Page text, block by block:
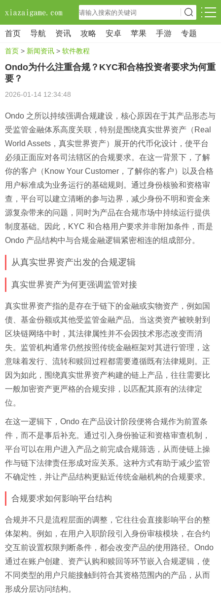
首页 导航 资讯 攻略 安卓 苹果 手游 专题
首页 > 新闻资讯 > 软件教程
Ondo为什么注重合规？KYC和合格投资者要求为何重
要？
2026-01-14 12:34:48
Ondo 之所以持续强调合规建设，核心原因在于其产品形态与
受监管金融体系高度关联，特别是围绕真实世界资产（Real
World Assets，真实世界资产）展开的代币化设计，使平台
必须正面应对各司法辖区的合规要求。在这一背景下，了解
你的客户（Know Your Customer，了解你的客户）以及合格
用户标准成为业务运行的基础规则。通过身份核验和资格审
查，平台可以建立清晰的参与边界，减少身份不明和资金来
源复杂带来的问题，同时为产品在合规市场中持续运行提供
制度基础。因此，KYC 和合格用户要求并非附加条件，而是
Ondo 产品结构中与合规金融逻辑紧密相连的组成部分。
从真实世界资产出发的合规逻辑
真实世界资产为何更强调监管对接
真实世界资产指的是存在于链下的金融或实物资产，例如国
债、基金份额或其他受监管金融产品。当这类资产被映射到
区块链网络中时，其法律属性并不会因技术形态改变而消
失。监管机构通常仍然按照传统金融框架对其进行管理，这
意味着发行、流转和赎回过程都需要遵循既有法律规则。正
因为如此，围绕真实世界资产构建的链上产品，往往需要比
一般加密资产更严格的合规安排，以匹配其原有的法律定
位。
在这一逻辑下，Ondo 在产品设计阶段便将合规作为前置条
件，而不是事后补充。通过引入身份验证和资格审查机制，
平台可以在用户进入产品之前完成合规筛选，从而使链上操
作与链下法律责任形成对应关系。这种方式有助于减少监管
不确定性，并让产品结构更贴近传统金融机构的合规要求。
合规要求如何影响平台结构
合规并不只是流程层面的调整，它往往会直接影响平台的整
体架构。例如，在用户入职阶段引入身份审核模块，在合约
交互前设置权限判断条件，都会改变产品的使用路径。Ondo
通过在账户创建、资产认购和赎回等环节嵌入合规逻辑，使
不同类型的用户只能接触到符合其资格范围内的产品，从而
形成分层访问结构。